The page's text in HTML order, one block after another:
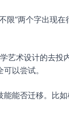
限”两个字出现
艺术设计的去
以尝试。
能否迁移。比